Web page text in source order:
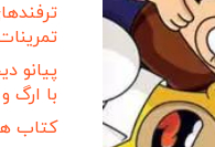
پیانو
با ارگ
کتاب